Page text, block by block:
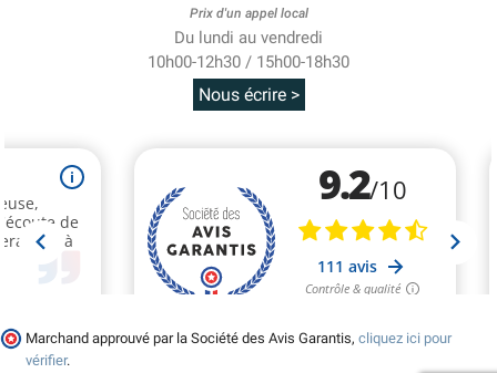
Prix d'un appel local
Du lundi au vendredi
10h00-12h30 / 15h00-18h30
Nous écrire >
Marchand approuvé par la Société des Avis Garantis, cliquez ici pour
vérifier.